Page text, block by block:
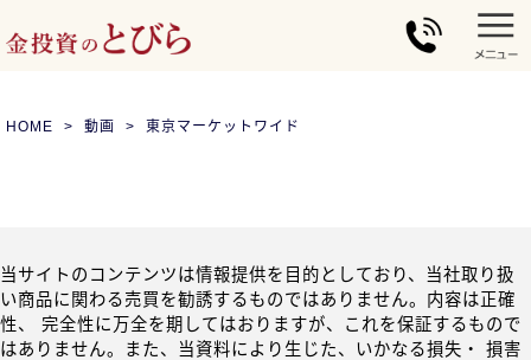
HOME 動画 東京マーケットワイド
当サイトのコンテンツは情報提供を目的としており、当社取り扱
い商品に関わる売買を勧誘するものではありません。内容は正確
性、 完全性に万全を期してはおりますが、これを保証するもので
はありません。また、当資料により生じた、いかなる損失・ 損害